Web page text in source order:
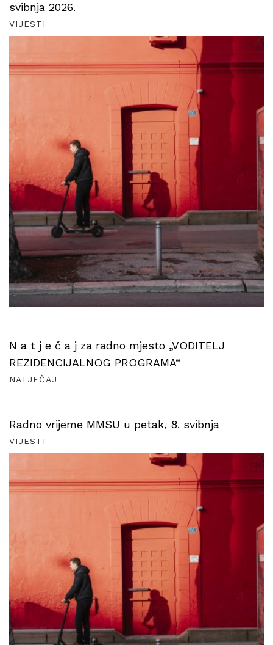
svibnja 2026.
VIJESTI
N a t j e č a j za radno mjesto „VODITELJ
REZIDENCIJALNOG PROGRAMA“
NATJEČAJ
Radno vrijeme MMSU u petak, 8. svibnja
VIJESTI